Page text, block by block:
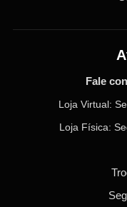
Fale
Loja Virtual:
Loja Física: